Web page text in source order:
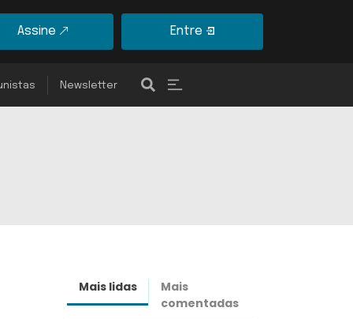
Assine Entre
Newsletter
Mais lidas
Mais
comentadas